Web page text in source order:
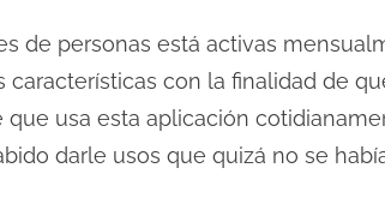
de personas está activas
con la finalidad de
usa esta aplicación
darle usos que quizá no se